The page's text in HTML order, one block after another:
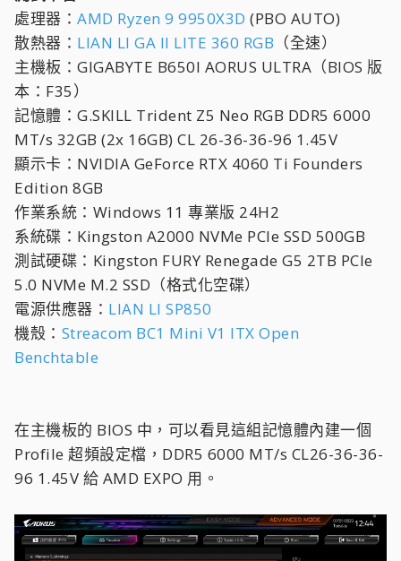
處理器： AMD Ryzen 9 9950X3D (PBO AUTO)
散熱器： LIAN LI GA II LITE 360 RGB （全速）
主機板：GIGABYTE B650I AORUS ULTRA（BIOS 版
本：F35）
記憶體：G.SKILL Trident Z5 Neo RGB DDR5 6000
MT/s 32GB (2x 16GB) CL 26-36-36-96 1.45V
顯示卡：NVIDIA GeForce RTX 4060 Ti Founders
Edition 8GB
作業系統：Windows 11 專業版 24H2
系統碟：Kingston A2000 NVMe PCIe SSD 500GB
測試硬碟：Kingston FURY Renegade G5 2TB PCIe
5.0 NVMe M.2 SSD（格式化空碟）
電源供應器： LIAN LI SP850
機殼： Streacom BC1 Mini V1 ITX Open
Benchtable
在主機板的 BIOS 中，可以看見這組記憶體內建一個
Profile 超頻設定檔，DDR5 6000 MT/s CL26-36-36-
96 1.45V 給 AMD EXPO 用。